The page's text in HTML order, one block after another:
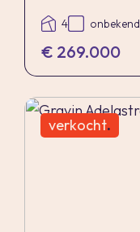
4 onbekend
€ 269.000
verkocht.